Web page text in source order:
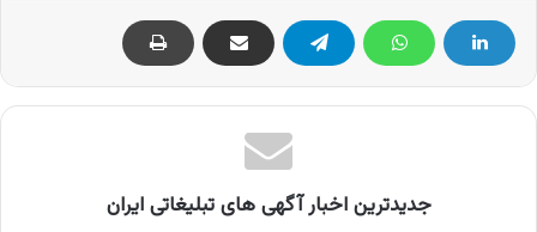
جدیدترین اخبار آگهی های تبلیغاتی ایران